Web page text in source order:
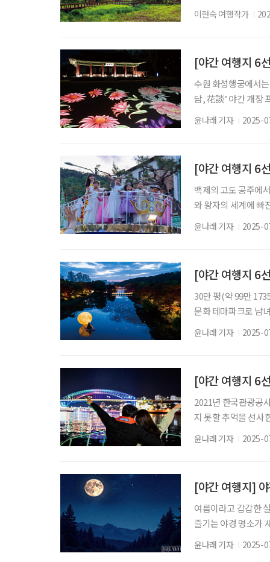
들어가 보는 하루.
가는 수목원은 청
이현숙 여행작가
[야간 여행지 6
수원 화성행궁에서
담, 花談’ 야간 개장
장하고 지역 경제
하다. 10월까지는
윤나래 기자 2025-
[야간 여행지 6
백제의 고도 공주에
와 왕자의 세계에 빠
의 소유자라면 즐
공주라서 외로울
윤나래 기자 2025-
[야간 여행지 6
30만 평(약 99만
문화 테마파크로 남
민속촌은 매주 금·
매력을 발산한다.
윤나래 기자 2025-
[야간 여행지 6
2021년 한국관광공
지 못할 추억을 선사
관광 프로그램이다
험이 된다. 도남항
윤나래 기자 2025-
[야간 여행지]
여름이라고 갑갑한
즐기는 야경 명소가
기자! ① 편안한 신
안한 신발을 착용
윤나래 기자 2025-